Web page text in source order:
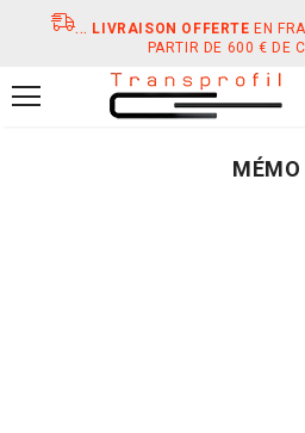
... LIVRAISON OFFERTE EN
PARTIR DE 600 € DE
MÉMO